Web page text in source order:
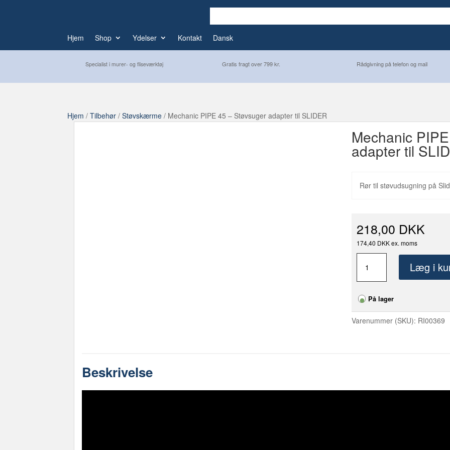
Hjem Shop Ydelser Kontakt Dansk
Specialist i murer- og fliseværktøj Gratis fragt over 799 kr. Rådgivning på telefon og mail
Hjem /Tilbehør /Støvskærme / Mechanic PIPE 45 – Støvsuger adapter til SLIDER
Mechanic
adapter til
Rør til støvudsugning på
218,00 DKK
174,40 DKK ex. moms
PIPE
45
Støvsuger
adapter
Læg i
På lager
Varenummer (SKU): RI00369
Beskrivelse